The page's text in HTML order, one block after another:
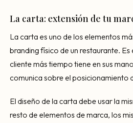
La carta: extensión de tu
La carta es uno de los elementos
branding físico de un restaurante.
cliente más tiempo tiene en sus
comunica sobre el posicionamiento
El diseño de la carta debe usar la
resto de elementos de marca, los